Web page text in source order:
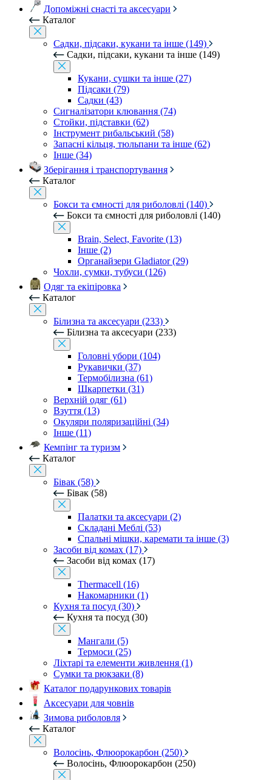
Допоміжні снасті та аксесуари
Каталог
Садки, підсаки, кукани та інше (149)
Садки, підсаки, кукани та інше (149)
Кукани, сушки та інше (27)
Підсаки (79)
Садки (43)
Сигналізатори клювання (74)
Стойки, підставки (62)
Інструмент рибальський (58)
Запасні кільця, тюльпани та інше (62)
Інше (34)
Зберігання і транспортування
Каталог
Бокси та ємності для риболовлі (140)
Бокси та ємності для риболовлі (140)
Brain, Select, Favorite (13)
Інше (2)
Органайзери Gladiator (29)
Чохли, сумки, тубуси (126)
Одяг та екіпіровка
Каталог
Білизна та аксесуари (233)
Білизна та аксесуари (233)
Головні убори (104)
Рукавички (37)
Термобілизна (61)
Шкарпетки (31)
Верхній одяг (61)
Взуття (13)
Окуляри поляризаційні (34)
Інше (11)
Кемпінг та туризм
Каталог
Бівак (58)
Бівак (58)
Палатки та аксесуари (2)
Складані Меблі (53)
Спальні мішки, каремати та інше (3)
Засоби від комах (17)
Засоби від комах (17)
Thermacell (16)
Накомарники (1)
Кухня та посуд (30)
Кухня та посуд (30)
Мангали (5)
Термоси (25)
Ліхтарі та елементи живлення (1)
Сумки та рюкзаки (8)
Каталог подарункових товарів
Аксесуари для човнів
Зимова риболовля
Каталог
Волосінь, Флюорокарбон (250)
Волосінь, Флюорокарбон (250)